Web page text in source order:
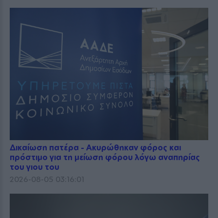
Δικαίωση πατέρα - Ακυρώθηκαν φόρος και
πρόστιμο για τη μείωση φόρου λόγω αναπηρίας
του γιου του
2026-08-05 03:16:01